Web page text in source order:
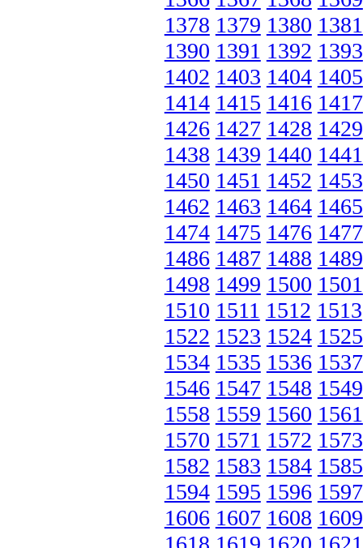
1378 1379 1380 1381
1390 1391 1392 1393
1402 1403 1404 1405
1414 1415 1416 1417
1426 1427 1428 1429
1438 1439 1440 1441
1450 1451 1452 1453
1462 1463 1464 1465
1474 1475 1476 1477
1486 1487 1488 1489
1498 1499 1500 1501
1510 1511 1512 1513
1522 1523 1524 1525
1534 1535 1536 1537
1546 1547 1548 1549
1558 1559 1560 1561
1570 1571 1572 1573
1582 1583 1584 1585
1594 1595 1596 1597
1606 1607 1608 1609